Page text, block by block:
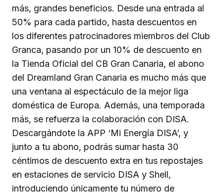
más, grandes beneficios. Desde una entrada al
50% para cada partido, hasta descuentos en
los diferentes patrocinadores miembros del Club
Granca, pasando por un 10% de descuento en
la Tienda Oficial del CB Gran Canaria, el abono
del Dreamland Gran Canaria es mucho más que
una ventana al espectáculo de la mejor liga
doméstica de Europa. Además, una temporada
más, se refuerza la colaboración con DISA.
Descargándote la APP ‘Mi Energía DISA’, y
junto a tu abono, podrás sumar hasta 30
céntimos de descuento extra en tus repostajes
en estaciones de servicio DISA y Shell,
introduciendo únicamente tu número de